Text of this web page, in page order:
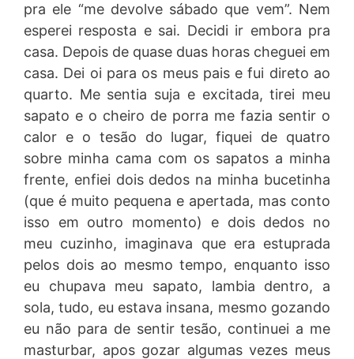
pra ele “me devolve sábado que vem”. Nem
esperei resposta e sai. Decidi ir embora pra
casa. Depois de quase duas horas cheguei em
casa. Dei oi para os meus pais e fui direto ao
quarto. Me sentia suja e excitada, tirei meu
sapato e o cheiro de porra me fazia sentir o
calor e o tesão do lugar, fiquei de quatro
sobre minha cama com os sapatos a minha
frente, enfiei dois dedos na minha bucetinha
(que é muito pequena e apertada, mas conto
isso em outro momento) e dois dedos no
meu cuzinho, imaginava que era estuprada
pelos dois ao mesmo tempo, enquanto isso
eu chupava meu sapato, lambia dentro, a
sola, tudo, eu estava insana, mesmo gozando
eu não para de sentir tesão, continuei a me
masturbar, apos gozar algumas vezes meus